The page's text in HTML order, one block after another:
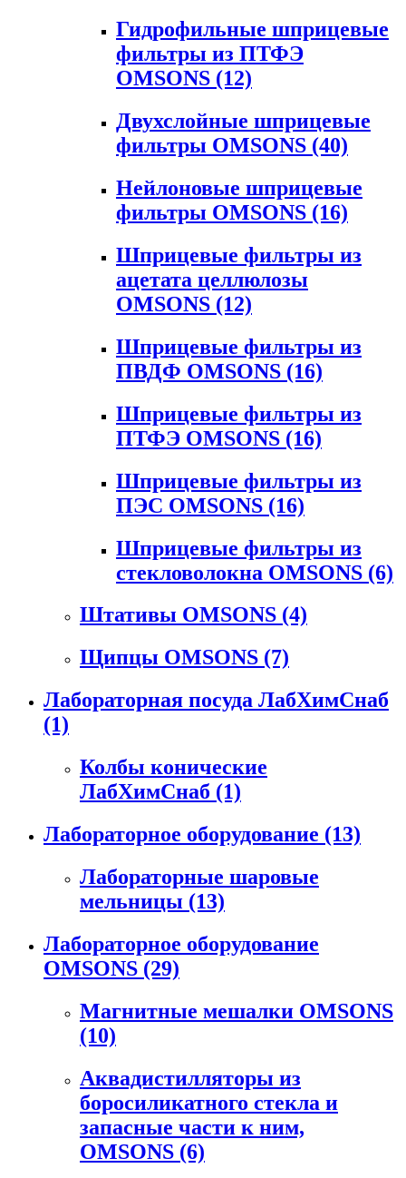
Гидрофильные шприцевые
фильтры из ПТФЭ
OMSONS (12)
Двухслойные шприцевые
фильтры OMSONS (40)
Нейлоновые шприцевые
фильтры OMSONS (16)
Шприцевые фильтры из
ацетата целлюлозы
OMSONS (12)
Шприцевые фильтры из
ПВДФ OMSONS (16)
Шприцевые фильтры из
ПТФЭ OMSONS (16)
Шприцевые фильтры из
ПЭС OMSONS (16)
Шприцевые фильтры из
стекловолокна OMSONS (6)
Штативы OMSONS (4)
Щипцы OMSONS (7)
Лабораторная посуда ЛабХимСнаб
(1)
Колбы конические
ЛабХимСнаб (1)
Лабораторное оборудование (13)
Лабораторные шаровые
мельницы (13)
Лабораторное оборудование
OMSONS (29)
Магнитные мешалки OMSONS
(10)
Аквадистилляторы из
боросиликатного стекла и
запасные части к ним,
OMSONS (6)